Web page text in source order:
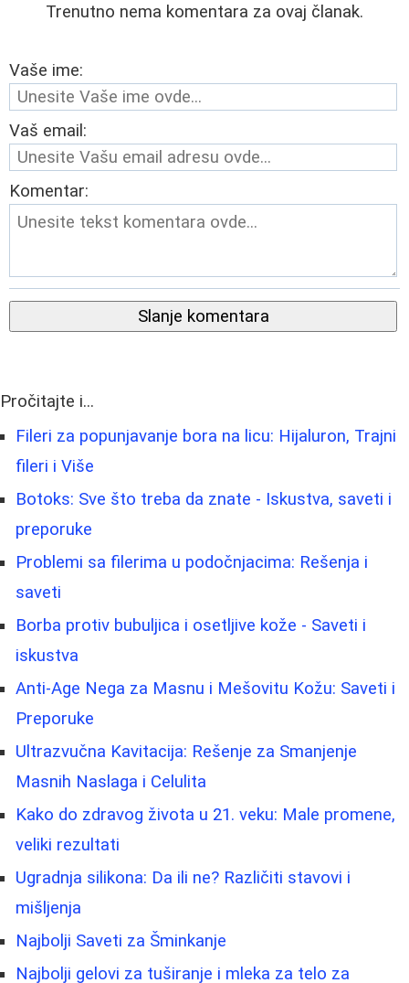
Trenutno nema komentara za ovaj članak.
Vaše ime:
Vaš email:
Komentar:
Slanje komentara
Pročitajte i...
Fileri za popunjavanje bora na licu: Hijaluron, Trajni
fileri i Više
Botoks: Sve što treba da znate - Iskustva, saveti i
preporuke
Problemi sa filerima u podočnjacima: Rešenja i
saveti
Borbа protiv bubuljica i osetljive kože - Saveti i
iskustva
Anti-Age Nega za Masnu i Mešovitu Kožu: Saveti i
Preporuke
Ultrazvučna Kavitacija: Rešenje za Smanjenje
Masnih Naslaga i Celulita
Kako do zdravog života u 21. veku: Male promene,
veliki rezultati
Ugradnja silikona: Da ili ne? Različiti stavovi i
mišljenja
Najbolji Saveti za Šminkanje
Najbolji gelovi za tuširanje i mleka za telo za